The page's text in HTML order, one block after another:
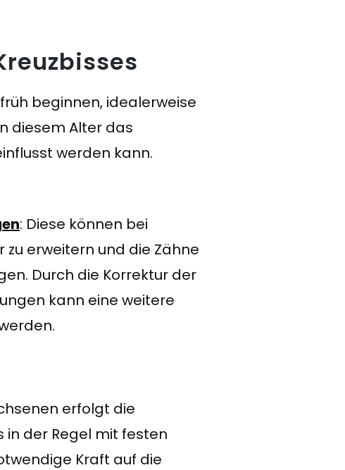
beginnen, idealerweise
diesem Alter das
werden kann.
: Diese können bei
zu erweitern und die Zähne
Durch die Korrektur der
kann eine weitere
erfolgt die
in der Regel mit festen
Kraft auf die